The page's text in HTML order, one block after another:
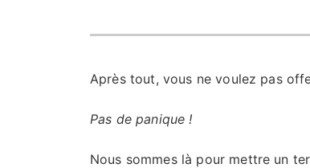
Après tout, vous ne voulez pas
Pas de panique !
Nous sommes là pour mettre un